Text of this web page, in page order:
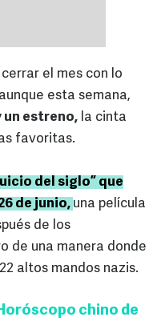
el mes con lo
esta semana,
un estreno, la cinta
favoritas.
del siglo” que
de junio, una película
de los
de una manera donde
altos mandos nazis.
chino de